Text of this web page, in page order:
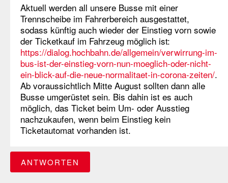
Aktuell werden all unsere Busse mit einer
Trennscheibe im Fahrerbereich ausgestattet,
sodass künftig auch wieder der Einstieg vorn sowie
der Ticketkauf im Fahrzeug möglich ist:
https://dialog.hochbahn.de/allgemein/verwirrung-im-
bus-ist-der-einstieg-vorn-nun-moeglich-oder-nicht-
ein-blick-auf-die-neue-normalitaet-in-corona-zeiten/.
Ab voraussichtlich Mitte August sollten dann alle
Busse umgerüstet sein. Bis dahin ist es auch
möglich, das Ticket beim Um- oder Ausstieg
nachzukaufen, wenn beim Einstieg kein
Ticketautomat vorhanden ist.
ANTWORTEN